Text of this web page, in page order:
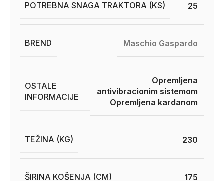
POTREBNA SNAGA TRAKTORA (KS) 25
BREND Maschio Gaspardo
OSTALE
INFORMACIJE
Opremljena
antivibracionim sistemom
Opremljena kardanom
TEŽINA (KG) 230
ŠIRINA KOŠENJA (CM) 175